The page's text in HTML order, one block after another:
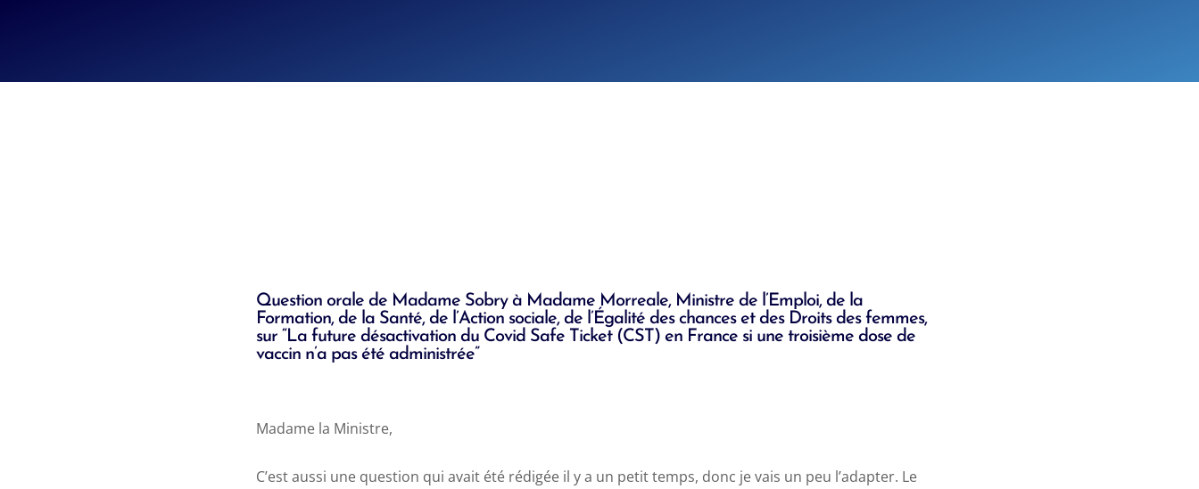
Question orale de Madame Sobry à Madame Morreale, Ministre de l’Emploi, de la
Formation, de la Santé, de l’Action sociale, de l’Égalité des chances et des Droits des femmes,
sur “La future désactivation du Covid Safe Ticket (CST) en France si une troisième dose de
vaccin n’a pas été administrée”
Madame la Ministre,
C’est aussi une question qui avait été rédigée il y a un petit temps, donc je vais un peu l’adapter. Le